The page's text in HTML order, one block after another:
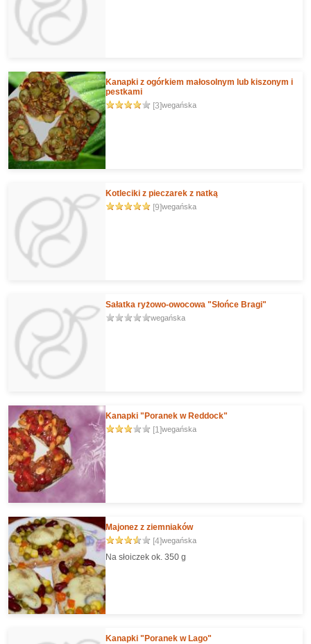
Kanapki z ogórkiem małosolnym lub kiszonym i
pestkami
[3]wegańska
Kotleciki z pieczarek z natką
[9]wegańska
Sałatka ryżowo-owocowa "Słońce Bragi"
wegańska
Kanapki "Poranek w Reddock"
[1]wegańska
Majonez z ziemniaków
[4]wegańska
Na słoiczek ok. 350 g
Kanapki "Poranek w Lago"